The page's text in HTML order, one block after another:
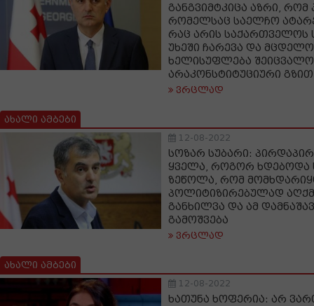
განგვიმტკიცა აზრი,
რომელსაც საელჩო
რაც არის საქართველოს
უხეში ჩარევა და
ხელისუფლება
არაკონსტიტუციური გზით
ვრცლად
ახალი ამბები
12-08-2022
სოზარ სუბარი:
ყველა, როგორ ხდებოდა
ზეწოლა, რომ
პოლიტიზირებულად
განხილვა და ამ
გამოშვება
ვრცლად
ახალი ამბები
12-08-2022
ხათუნა ხოფერია: არ